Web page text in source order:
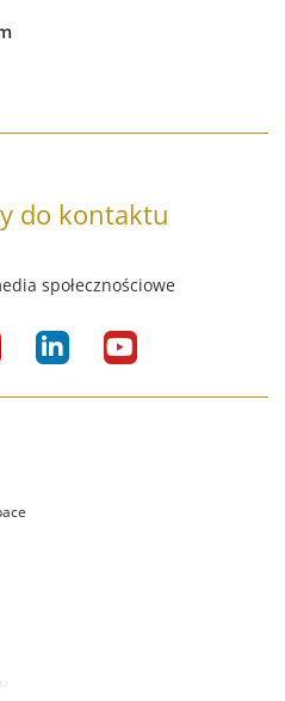
do kontaktu
społecznościowe
L
i
n
Y
o
u